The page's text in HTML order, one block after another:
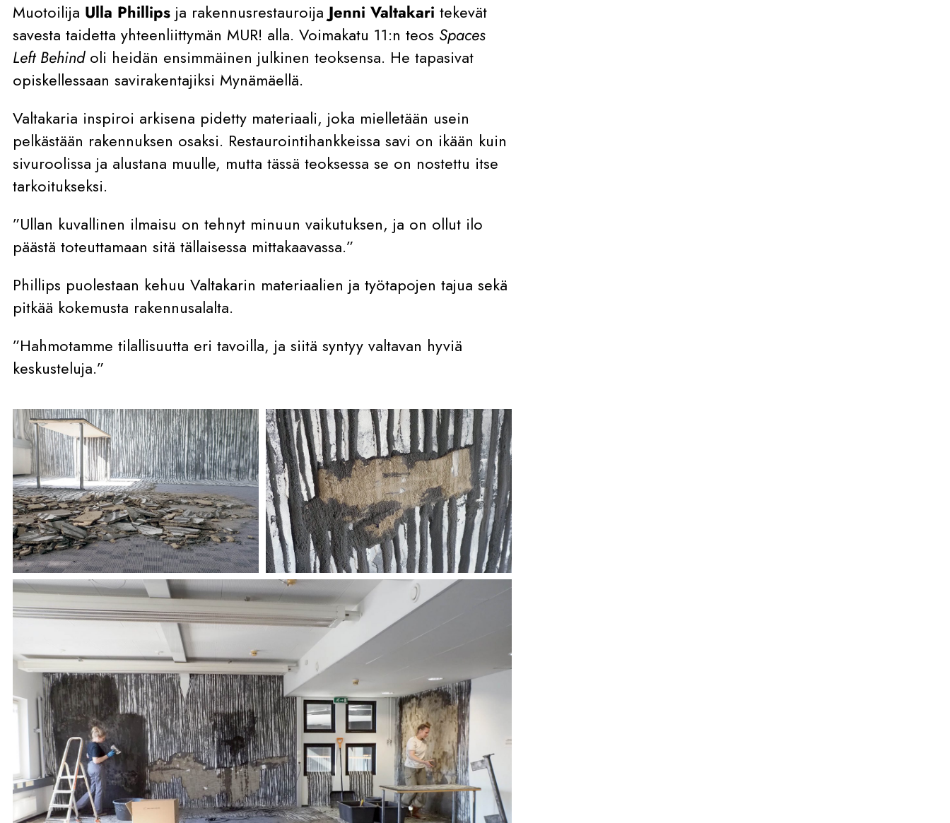
Muotoilija Ulla Phillips ja rakennusrestauroija Jenni Valtakari tekevät
savesta taidetta yhteenliittymän MUR! alla. Voimakatu 11:n teos Spaces
Left Behindoli heidän ensimmäinen julkinen teoksensa. He tapasivat
opiskellessaan savirakentajiksi Mynämäellä.
Valtakaria inspiroi arkisena pidetty materiaali, joka mielletään usein
pelkästään rakennuksen osaksi. Restaurointihankkeissa savi on ikään kuin
sivuroolissa ja alustana muulle, mutta tässä teoksessa se on nostettu itse
tarkoitukseksi.
”Ullan kuvallinen ilmaisu on tehnyt minuun vaikutuksen, ja on ollut ilo
päästä toteuttamaan sitä tällaisessa mittakaavassa.”
Phillips puolestaan kehuu Valtakarin materiaalien ja työtapojen tajua sekä
pitkää kokemusta rakennusalalta.
”Hahmotamme tilallisuutta eri tavoilla, ja siitä syntyy valtavan hyviä
keskusteluja.”